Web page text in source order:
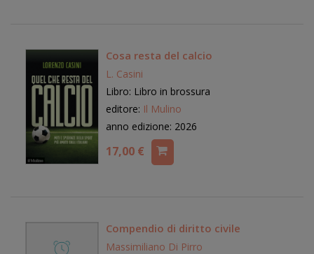
Cosa resta del calcio
L. Casini
Libro: Libro in brossura
editore: Il Mulino
anno edizione: 2026
17,00 €
Compendio di diritto civile
Massimiliano Di Pirro